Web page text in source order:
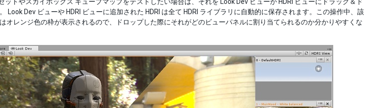
Look Dev ビューや HDRI ビューに追加された HDRI は全て HDRI ライブラリに自動的に保存されます。この操作中、該
オレンジ色の枠が表示されるので、ドロップした際にそれがどのビューパネルに割り当てられるのか分かりやすくな